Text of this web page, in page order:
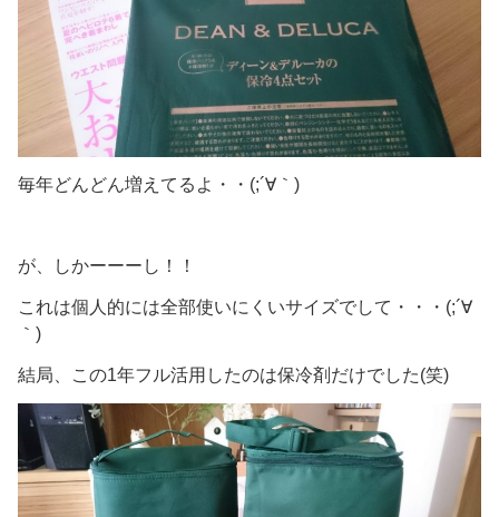
毎年どんどん増えてるよ・・(;´∀｀)
が、しかーーーし！！
これは個人的には全部使いにくいサイズでして・・・(;´∀
｀)
結局、この1年フル活用したのは保冷剤だけでした(笑)